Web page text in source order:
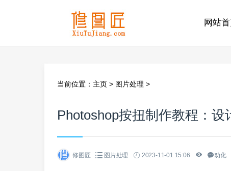
网站
当前位置： 主页 > 图片处理 >
Photoshop按扭制作教程：
修图匠 图片处理 2023-11-01 15:06 劝化